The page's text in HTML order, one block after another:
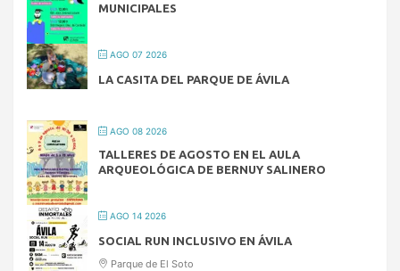
MUNICIPALES
AGO 07 2026
LA CASITA DEL PARQUE DE ÁVILA
AGO 08 2026
TALLERES DE AGOSTO EN EL AULA
ARQUEOLÓGICA DE BERNUY SALINERO
AGO 14 2026
SOCIAL RUN INCLUSIVO EN ÁVILA
Parque de El Soto